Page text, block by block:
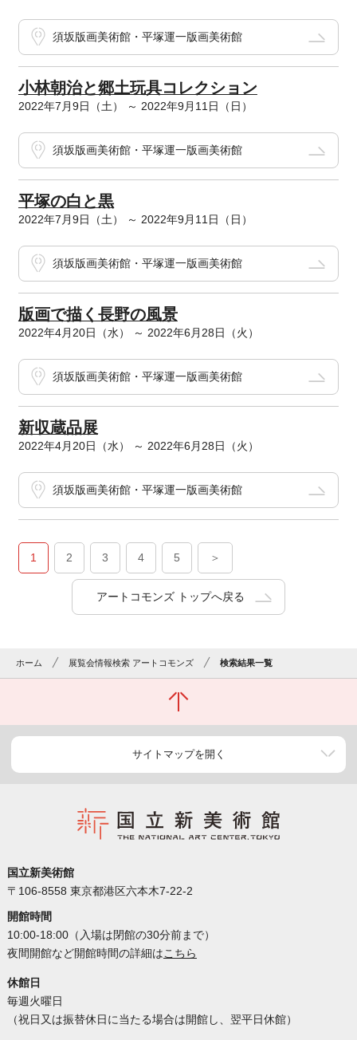
須坂版画美術館・平塚運一版画美術館
小林朝治と郷土玩具コレクション
2022年7月9日（土） ～ 2022年9月11日（日）
須坂版画美術館・平塚運一版画美術館
平塚の白と黒
2022年7月9日（土） ～ 2022年9月11日（日）
須坂版画美術館・平塚運一版画美術館
版画で描く長野の風景
2022年4月20日（水） ～ 2022年6月28日（火）
須坂版画美術館・平塚運一版画美術館
新収蔵品展
2022年4月20日（水） ～ 2022年6月28日（火）
須坂版画美術館・平塚運一版画美術館
1 2 3 4 5 ＞
アートコモンズ トップへ戻る
ホーム 展覧会情報検索 アートコモンズ 検索結果一覧
サイトマップを開く
国立新美術館
〒106-8558 東京都港区六本木7-22-2
開館時間
10:00-18:00（入場は閉館の30分前まで）
夜間開館など開館時間の詳細はこちら
休館日
毎週火曜日
（祝日又は振替休日に当たる場合は開館し、翌平日休館）